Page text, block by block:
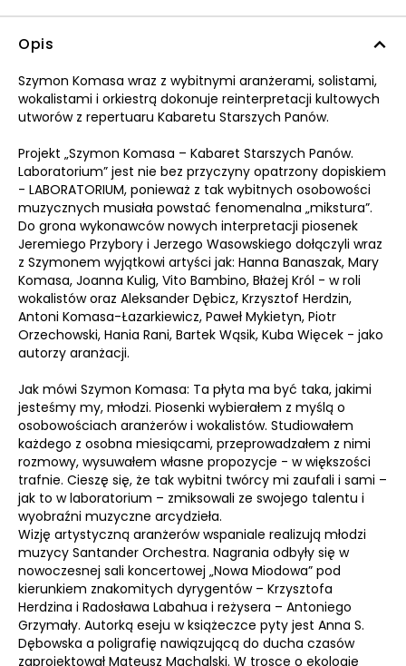
Opis
Szymon Komasa wraz z wybitnymi aranżerami, solistami,
wokalistami i orkiestrą dokonuje reinterpretacji kultowych
utworów z repertuaru Kabaretu Starszych Panów.
Projekt „Szymon Komasa – Kabaret Starszych Panów.
Laboratorium” jest nie bez przyczyny opatrzony dopiskiem
- LABORATORIUM, ponieważ z tak wybitnych osobowości
muzycznych musiała powstać fenomenalna „mikstura”.
Do grona wykonawców nowych interpretacji piosenek
Jeremiego Przybory i Jerzego Wasowskiego dołączyli wraz
z Szymonem wyjątkowi artyści jak: Hanna Banaszak, Mary
Komasa, Joanna Kulig, Vito Bambino, Błażej Król - w roli
wokalistów oraz Aleksander Dębicz, Krzysztof Herdzin,
Antoni Komasa-Łazarkiewicz, Paweł Mykietyn, Piotr
Orzechowski, Hania Rani, Bartek Wąsik, Kuba Więcek - jako
autorzy aranżacji.
Jak mówi Szymon Komasa: Ta płyta ma być taka, jakimi
jesteśmy my, młodzi. Piosenki wybierałem z myślą o
osobowościach aranżerów i wokalistów. Studiowałem
każdego z osobna miesiącami, przeprowadzałem z nimi
rozmowy, wysuwałem własne propozycje - w większości
trafnie. Cieszę się, że tak wybitni twórcy mi zaufali i sami –
jak to w laboratorium – zmiksowali ze swojego talentu i
wyobraźni muzyczne arcydzieła.
Wizję artystyczną aranżerów wspaniale realizują młodzi
muzycy Santander Orchestra. Nagrania odbyły się w
nowoczesnej sali koncertowej „Nowa Miodowa” pod
kierunkiem znakomitych dyrygentów – Krzysztofa
Herdzina i Radosława Labahua i reżysera – Antoniego
Grzymały. Autorką eseju w książeczce pyty jest Anna S.
Dębowska a poligrafię nawiązującą do ducha czasów
zaprojektował Mateusz Machalski. W trosce o ekologię